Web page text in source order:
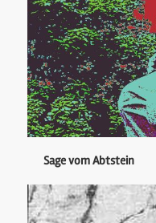
Sage vom Abtstein